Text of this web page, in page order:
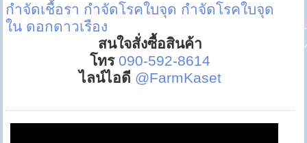
กำจัดเชื้อรา กำจัดโรคใบจุด กำจัดโรคใบจุด
ใน ดอกดาวเรือง
สนใจสั่งซื้อสินค้า
โทร 090-592-8614
ไลน์ไอดี @FarmKaset